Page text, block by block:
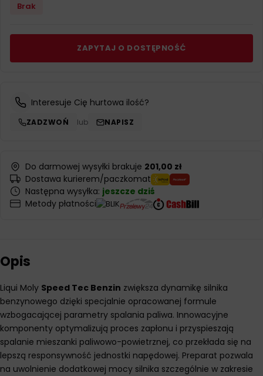
Brak
ZAPYTAJ O DOSTĘPNOŚĆ
Interesuje Cię hurtowa ilość?
ZADZWOŃ lub NAPISZ
Do darmowej wysyłki brakuje 201,00 zł
Dostawa kurierem/paczkomat
Następna wysyłka: jeszcze dziś
Metody płatności
Opis
Liqui Moly Speed Tec Benzin zwiększa dynamikę silnika
benzynowego dzięki specjalnie opracowanej formule
wzbogacającej parametry spalania paliwa. Innowacyjne
komponenty optymalizują proces zapłonu i przyspieszają
spalanie mieszanki paliwowo-powietrznej, co przekłada się na
lepszą responsywność jednostki napędowej. Preparat pozwala
na uwolnienie dodatkowej mocy silnika szczególnie w zakresie